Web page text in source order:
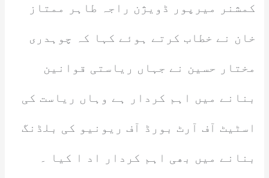
کمشنر میرپور ڈویژن راجہ طاہر ممتاز
خان نے خطاب کرتے ہوئے کہا کہ چوہدری
مختار حسین نے جہاں ریاستی قوانین
بنانے میں اہم کردار ہے وہاں ریاست کی
اسٹیٹ آف آرٹ بورڈ آف ریونیو کی بلڈنگ
بنانے میں بھی اہم کردار اد ا کیا ۔